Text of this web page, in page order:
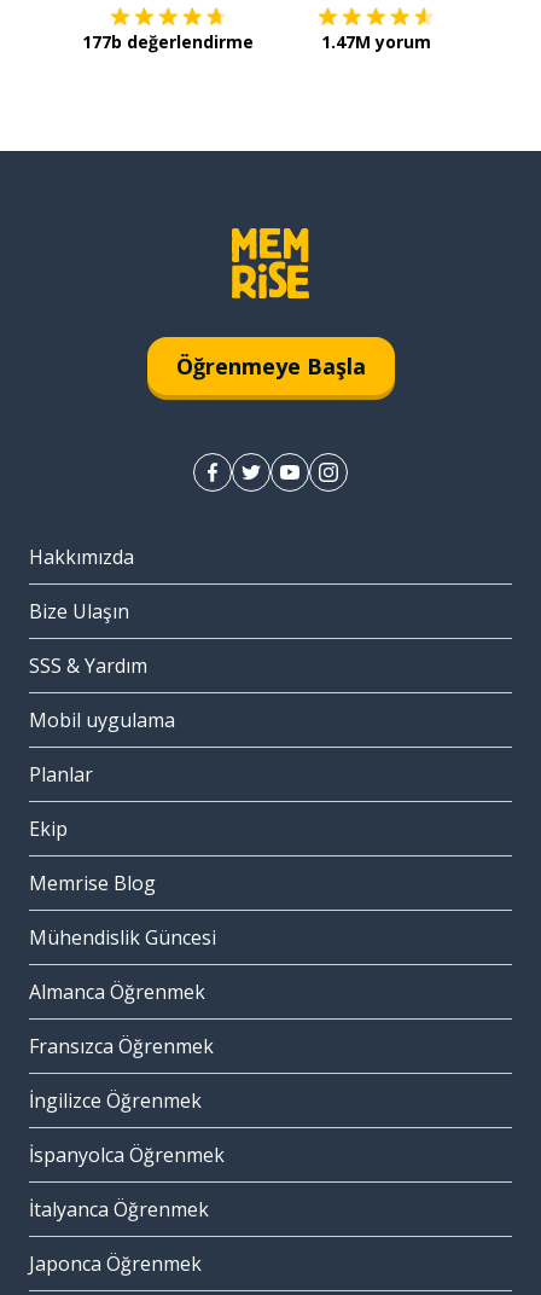
177b değerlendirme 1.47M yorum
Öğrenmeye Başla
Hakkımızda
Bize Ulaşın
SSS & Yardım
Mobil uygulama
Planlar
Ekip
Memrise Blog
Mühendislik Güncesi
Almanca Öğrenmek
Fransızca Öğrenmek
İngilizce Öğrenmek
İspanyolca Öğrenmek
İtalyanca Öğrenmek
Japonca Öğrenmek